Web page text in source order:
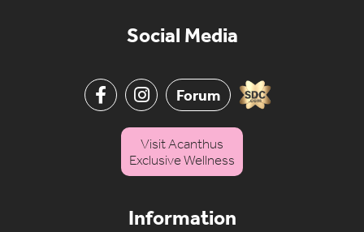
Information
Social Media
Forum
Visit Acanthus
Exclusive Wellness